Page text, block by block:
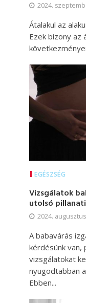
2024.
Átalakul az
Ezek bizony az
EGÉSZSÉG
Vizsgálatok
utolsó
2024.
A babavárás
kérdésünk van,
vizsgálatokat
nyugodtabban
Ebben...